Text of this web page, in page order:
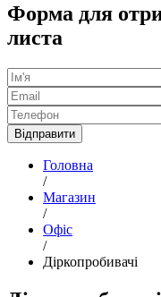
Форма для
листа
Головна
/
Магазин
/
Офіс
/
Діркопробивачі